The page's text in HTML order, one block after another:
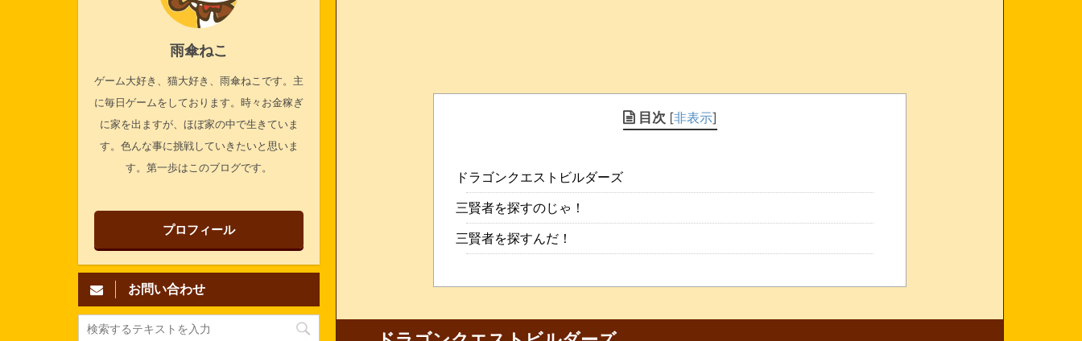
目次 [非表示]
ドラゴンクエストビルダーズ
三賢者を探すのじゃ！
三賢者を探すんだ！
雨傘ねこ
ゲーム大好き、猫大好き、雨傘ねこです。主
に毎日ゲームをしております。時々お金稼ぎ
に家を出ますが、ほぼ家の中で生きていま
す。色んな事に挑戦していきたいと思いま
す。第一歩はこのブログです。
プロフィール
お問い合わせ